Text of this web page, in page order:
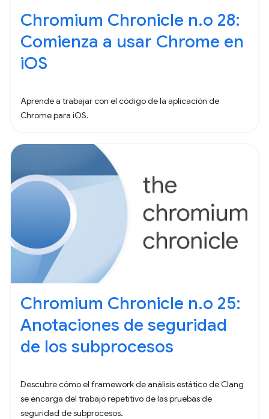
Chromium Chronicle n.o 28:
Comienza a usar Chrome en
iOS
Aprende a trabajar con el código de la aplicación de
Chrome para iOS.
Chromium Chronicle n.o 25:
Anotaciones de seguridad
de los subprocesos
Descubre cómo el framework de análisis estático de Clang
se encarga del trabajo repetitivo de las pruebas de
seguridad de subprocesos.